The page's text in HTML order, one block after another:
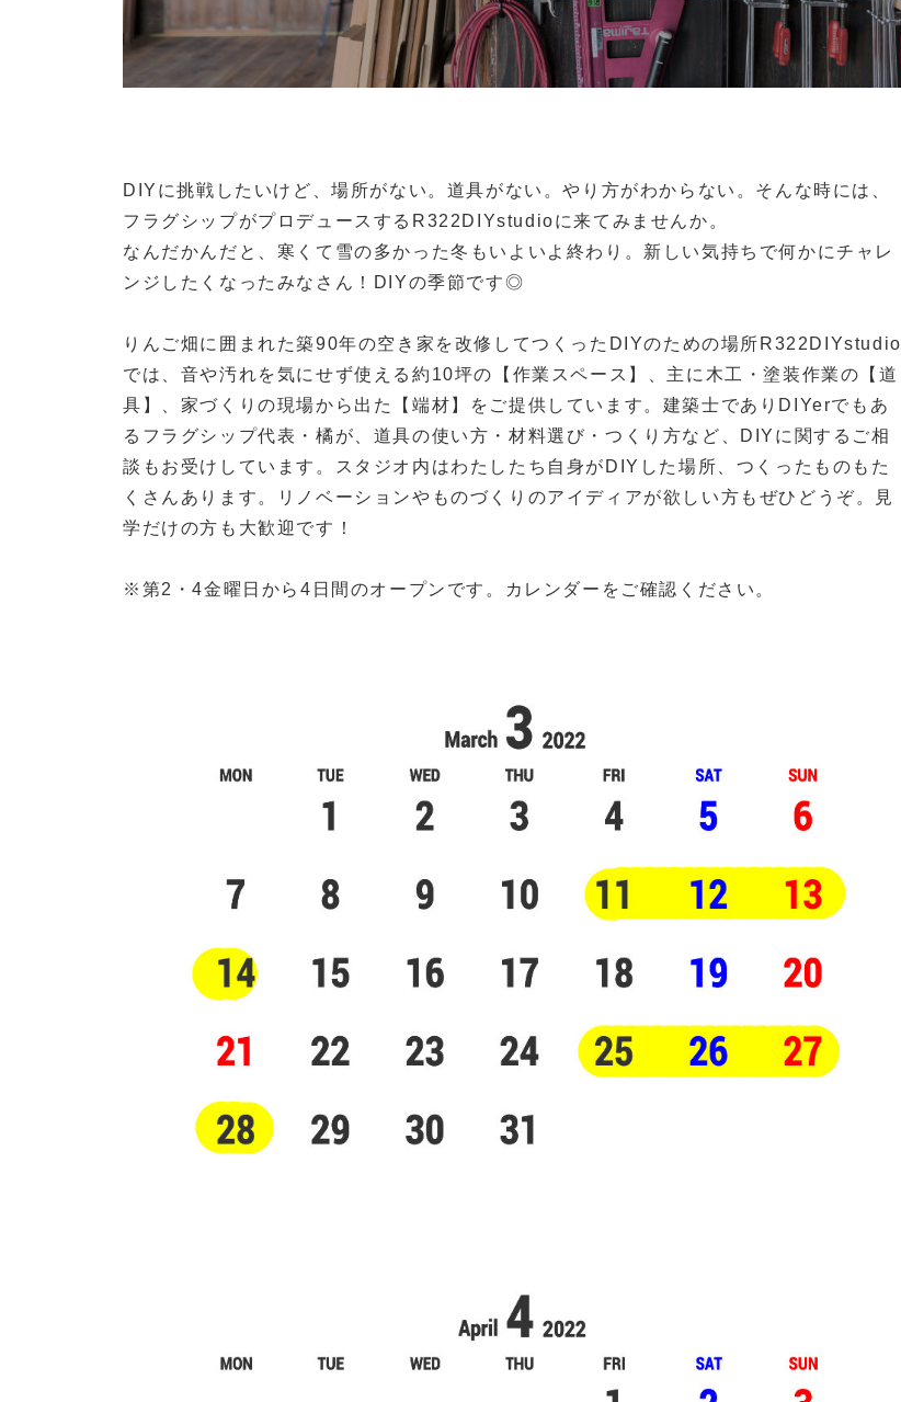
DIYに挑戦したいけど、場所がない。道具がない。やり方がわからない。そんな時には、
フラグシップがプロデュースするR322DIYstudioに来てみませんか。
なんだかんだと、寒くて雪の多かった冬もいよいよ終わり。新しい気持ちで何かにチャレ
ンジしたくなったみなさん！DIYの季節です◎
りんご畑に囲まれた築90年の空き家を改修してつくったDIYのための場所R322DIYstudio
では、音や汚れを気にせず使える約10坪の【作業スペース】、主に木工・塗装作業の【道
具】、家づくりの現場から出た【端材】をご提供しています。建築士でありDIYerでもあ
るフラグシップ代表・橘が、道具の使い方・材料選び・つくり方など、DIYに関するご相
談もお受けしています。スタジオ内はわたしたち自身がDIYした場所、つくったものもた
くさんあります。リノベーションやものづくりのアイディアが欲しい方もぜひどうぞ。見
学だけの方も大歓迎です！
※第2・4金曜日から4日間のオープンです。カレンダーをご確認ください。